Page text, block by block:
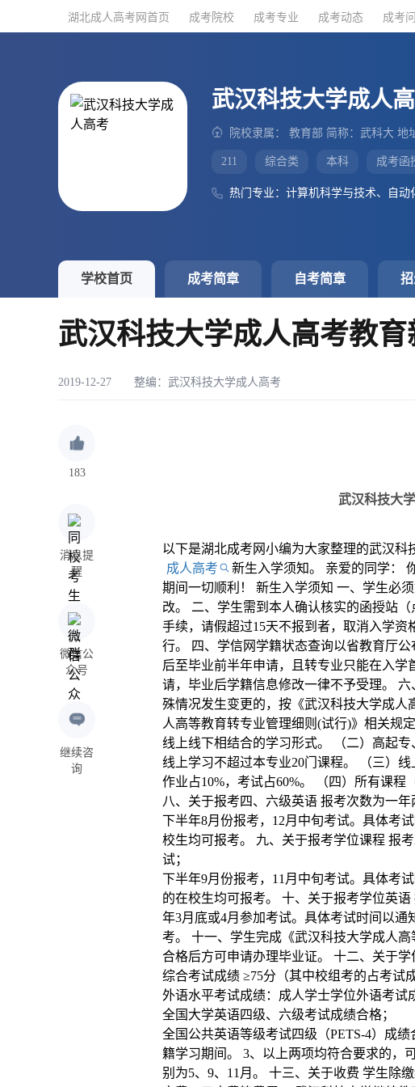
湖北成人高考网首页 成考院校 成考专业 成考动态 成考
武汉科技大学成人
院校隶属： 教育部 简称：武科大 地
211 综合类 本科 成考函
热门专业：计算机科学与技术、自动
学校首页 成考简章 自考简章
武汉科技大学成人高考教育
2019-12-27 整编： 武汉科技大学成人高考
183
消息提
醒
微信公
众号
继续咨
询
武汉科技大
以下是湖北成考网小编为大家整理的武汉
成人高考
新生入学须知。 亲爱的同学：
期间一切顺利！ 新生入学须知 一、学生必
改。 二、学生需到本人确认核实的函授站
手续，请假超过15天不报到者，取消入学
行。 四、学信网学籍状态查询以省教育厅
后至毕业前半年申请，且转专业只能在入
请，毕业后学籍信息修改一律不予受理。
殊情况发生变更的，按《武汉科技大学成
人高等教育转专业管理细则(试行)》相关规
线上线下相结合的学习形式。 （二）高起
线上学习不超过本专业20门课程。 （三）
作业占10%，考试占60%。 （四）所有课程
八、关于报考四、六级英语 报考次数为一
下半年8月份报考，12月中旬考试。具体考
校生均可报考。 九、关于报考学位课程 报
试；
下半年9月份报考，11月中旬考试。具体考
的在校生均可报考。 十、关于报考学位英
年3月底或4月参加考试。具体考试时间以
考。 十一、学生完成《武汉科技大学成人
合格后方可申请办理毕业证。 十二、关于
综合考试成绩 ≥75分（其中校组考的占考试
外语水平考试成绩：成人学士学位外语考试
全国大学英语四级、六级考试成绩合格；
全国公共英语等级考试四级（PETS-4）成
籍学习期间。 3、以上两项均符合要求的，
别为5、9、11月。 十三、关于收费 学生除
湖北成人高考网首页 成考院校 成考专业 成考动态 成考